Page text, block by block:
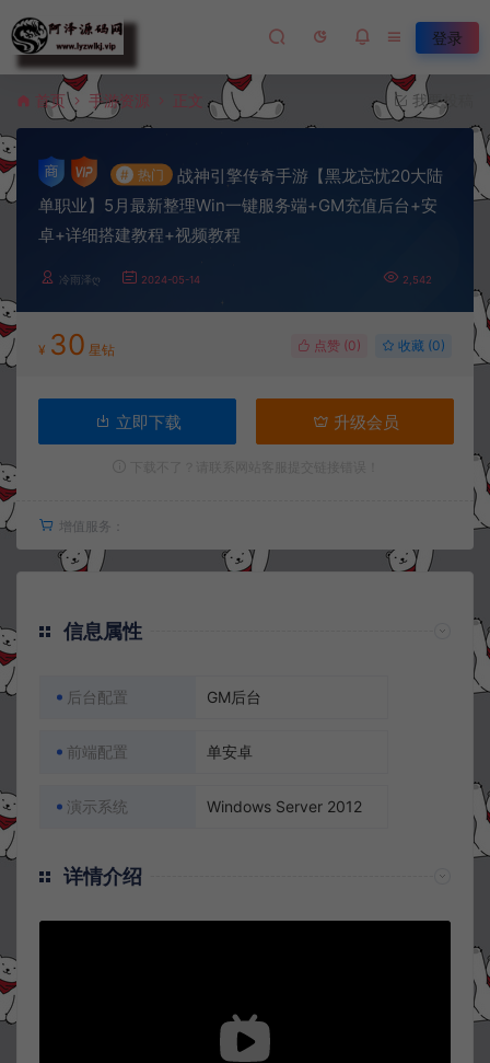
登录
首页 手游资源 正文 我要投稿
# 热门
战神引擎传奇手游【黑龙忘忧20大陆
单职业】5月最新整理Win一键服务端+GM充值后台+安
卓+详细搭建教程+视频教程
冷雨泽ღ 2024-05-14 2,542
¥ 30 星钻 点赞 (0) 收藏 (0)
立即下载 升级会员
增值服务：
信息属性
后台配置 GM后台
前端配置 单安卓
演示系统 Windows Server 2012
详情介绍